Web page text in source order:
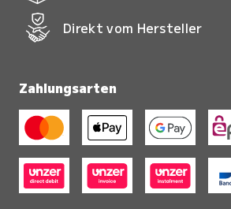
Direkt vom Hersteller
Zahlungsarten